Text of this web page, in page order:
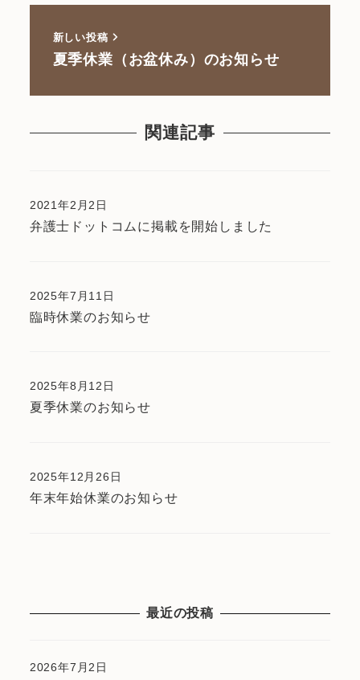
新しい投稿
夏季休業（お盆休み）のお知らせ
関連記事
弁護士ドットコムに掲載を開始しました
2021年2月2日
臨時休業のお知らせ
2025年7月11日
夏季休業のお知らせ
2025年8月12日
年末年始休業のお知らせ
2025年12月26日
最近の投稿
2026年7月2日